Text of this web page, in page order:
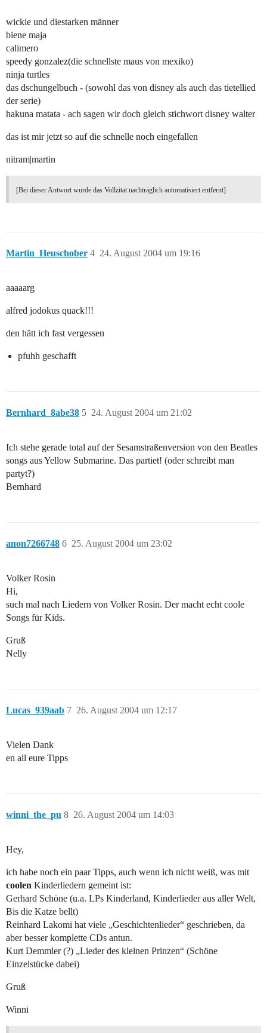
wickie und diestarken männer
biene maja
calimero
speedy gonzalez(die schnellste maus von mexiko)
ninja turtles
das dschungelbuch - (sowohl das von disney als auch das tietellied
der serie)
hakuna matata - ach sagen wir doch gleich stichwort disney walter
das ist mir jetzt so auf die schnelle noch eingefallen
nitram|martin
[Bei dieser Antwort wurde das Vollzitat nachträglich automatisiert entfernt]
Martin_Heuschober 24. August 2004 um 19:16
4
aaaaarg
alfred jodokus quack!!!
den hätt ich fast vergessen
pfuhh geschafft
Bernhard_8abe38 24. August 2004 um 21:02
5
Ich stehe gerade total auf der Sesamstraßenversion von den Beatles
songs aus Yellow Submarine. Das partiet! (oder schreibt man
partyt?)
Bernhard
anon7266748 25. August 2004 um 23:02
6
Volker Rosin
Hi,
such mal nach Liedern von Volker Rosin. Der macht echt coole
Songs für Kids.
Gruß
Nelly
Lucas_939aab 26. August 2004 um 12:17
7
Vielen Dank
en all eure Tipps
winni_the_pu 26. August 2004 um 14:03
8
Hey,
ich habe noch ein paar Tipps, auch wenn ich nicht weiß, was mit
coolen Kinderliedern gemeint ist:
Gerhard Schöne (u.a. LPs Kinderland, Kinderlieder aus aller Welt,
Bis die Katze bellt)
Reinhard Lakomi hat viele „Geschichtenlieder“ geschrieben, da
aber besser komplette CDs antun.
Kurt Demmler (?) „Lieder des kleinen Prinzen“ (Schöne
Einzelstücke dabei)
Gruß
Winni